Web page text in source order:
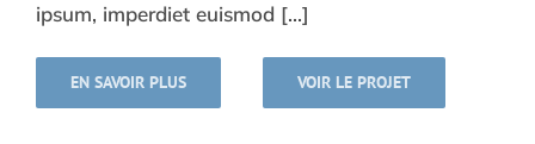
ipsum, imperdiet euismod [...]
EN SAVOIR PLUS VOIR LE PROJET